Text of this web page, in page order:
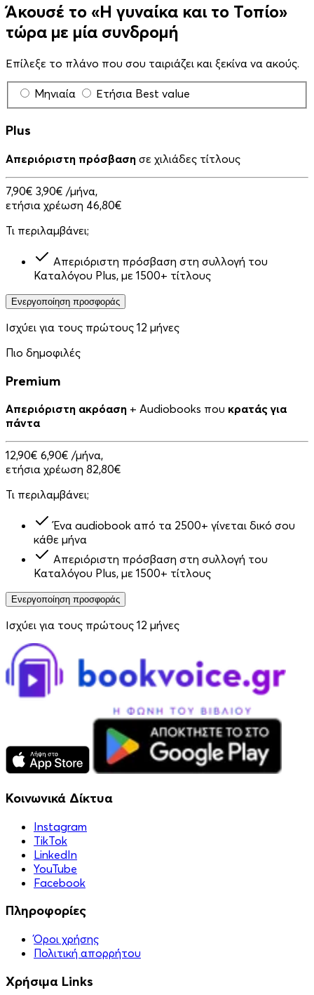
Άκουσέ το «Η γυναίκα και το Τοπίο»
τώρα με μία συνδρομή
Επίλεξε το πλάνο που σου ταιριάζει και ξεκίνα να ακούς.
Μηνιαία Ετήσια Best value
Plus
Απεριόριστη πρόσβαση σε χιλιάδες τίτλους
7,90€ 3,90€ /μήνα,
ετήσια χρέωση 46,80€
Τι περιλαμβάνει;
Απεριόριστη πρόσβαση στη συλλογή του
Καταλόγου Plus, με 1500+ τίτλους
Ενεργοποίηση προσφοράς
Ισχύει για τους πρώτους 12 μήνες
Πιο δημοφιλές
Premium
Απεριόριστη ακρόαση + Audiobooks που κρατάς για
πάντα
12,90€ 6,90€ /μήνα,
ετήσια χρέωση 82,80€
Τι περιλαμβάνει;
Ένα audiobook από τα 2500+ γίνεται δικό σου
κάθε μήνα
Απεριόριστη πρόσβαση στη συλλογή του
Καταλόγου Plus, με 1500+ τίτλους
Ενεργοποίηση προσφοράς
Ισχύει για τους πρώτους 12 μήνες
Κοινωνικά Δίκτυα
Instagram
TikTok
LinkedIn
YouTube
Facebook
Πληροφορίες
Όροι χρήσης
Πολιτική απορρήτου
Χρήσιμα Links